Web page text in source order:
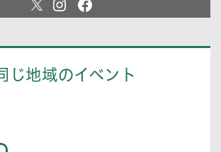
じ地域のイベント